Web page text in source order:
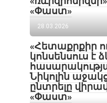
«Փաստ»
28.03.2026
«Հետաքրքիր ու
կոնսենսուս է
Նիկոլին
ընտրելը
«Փաստ»